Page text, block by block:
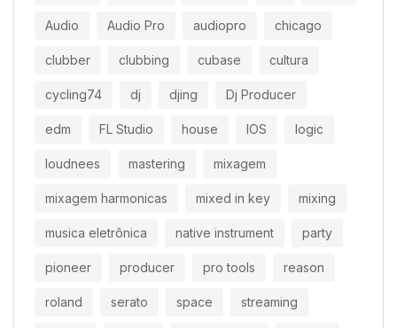
Audio Audio Pro audiopro chicago
clubber clubbing cubase cultura
cycling74 dj djing Dj Producer
edm FL Studio house IOS logic
loudnees mastering mixagem
mixagem harmonicas mixed in key mixing
musica eletrônica native instrument party
pioneer producer pro tools reason
roland serato space streaming